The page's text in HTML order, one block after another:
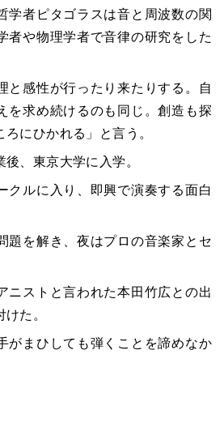
学者ピタゴラスは音と周波数の関
者や物理学者で音律の研究をした
と感性が行ったり来たりする。自
を求め続けるのも同じ。創造も探
にひかれる」と言う。
、東京大学に入学。
クルに入り、即興で演奏する面白
題を解き、夜はプロの音楽家とセ
ニストと言われた本田竹広との出
た。
がまひしても弾くことを諦めなか